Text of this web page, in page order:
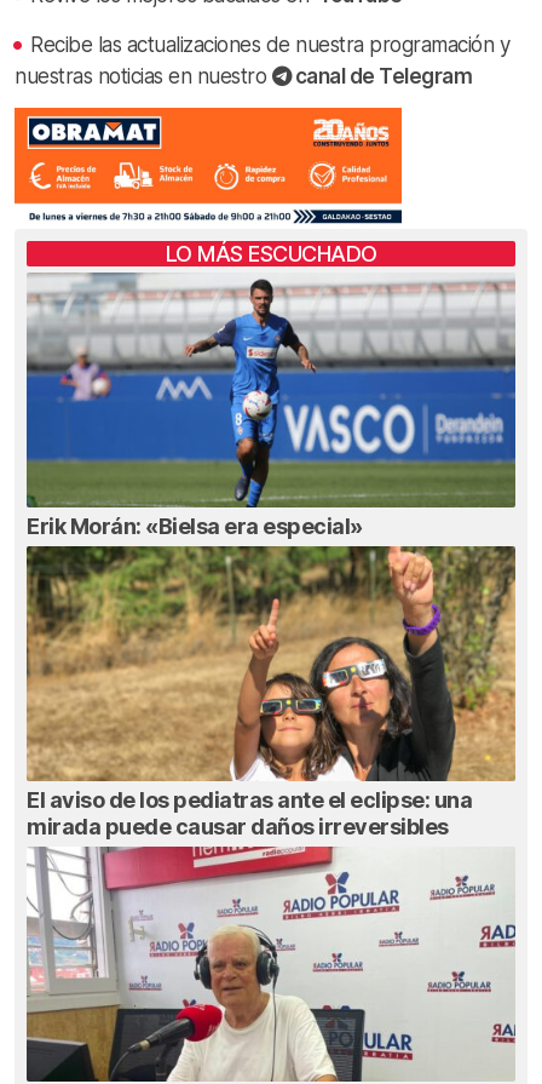
Recibe las actualizaciones de nuestra programación y
nuestras noticias en nuestro
canal de Telegram
LO MÁS ESCUCHADO
Erik Morán: «Bielsa era especial»
El aviso de los pediatras ante el eclipse: una
mirada puede causar daños irreversibles